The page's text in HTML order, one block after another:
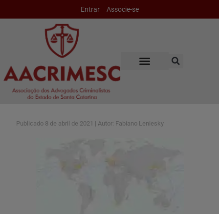
Entrar Associe-se
Publicado 8 de abril de 2021 | Autor: Fabiano Leniesky